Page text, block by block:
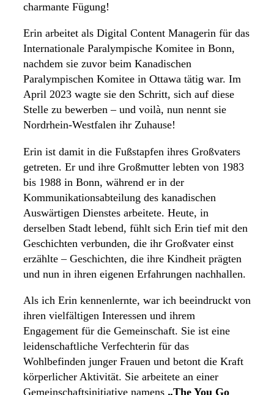
charmante Fügung!
Erin arbeitet als Digital Content Managerin für das
Internationale Paralympische Komitee in Bonn,
nachdem sie zuvor beim Kanadischen
Paralympischen Komitee in Ottawa tätig war. Im
April 2023 wagte sie den Schritt, sich auf diese
Stelle zu bewerben – und voilà, nun nennt sie
Nordrhein-Westfalen ihr Zuhause!
Erin ist damit in die Fußstapfen ihres Großvaters
getreten. Er und ihre Großmutter lebten von 1983
bis 1988 in Bonn, während er in der
Kommunikationsabteilung des kanadischen
Auswärtigen Dienstes arbeitete. Heute, in
derselben Stadt lebend, fühlt sich Erin tief mit den
Geschichten verbunden, die ihr Großvater einst
erzählte – Geschichten, die ihre Kindheit prägten
und nun in ihren eigenen Erfahrungen nachhallen.
Als ich Erin kennenlernte, war ich beeindruckt von
ihren vielfältigen Interessen und ihrem
Engagement für die Gemeinschaft. Sie ist eine
leidenschaftliche Verfechterin für das
Wohlbefinden junger Frauen und betont die Kraft
körperlicher Aktivität. Sie arbeitete an einer
Gemeinschaftsinitiative namens „The You Go